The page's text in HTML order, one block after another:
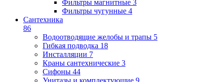
Фильтры магнитные 3
Фильтры чугунные 4
Сантехника
86
Водоотводящие желобы и трапы 5
Гибкая подводка 18
Инсталляции 7
Краны сантехнические 3
Сифоны 44
Унитазы и комплектующие 9